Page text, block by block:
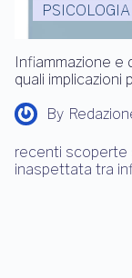
Infiammazione e
quali implicazioni
By
recenti scoperte
inaspettata tra